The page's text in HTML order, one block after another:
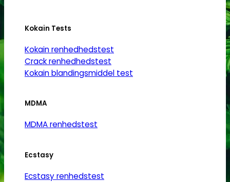
Kokain Tests
Kokain renhedhedstest
Crack renhedhedstest
Kokain blandingsmiddel test
MDMA
MDMA renhedstest
Ecstasy
Ecstasy renhedstest